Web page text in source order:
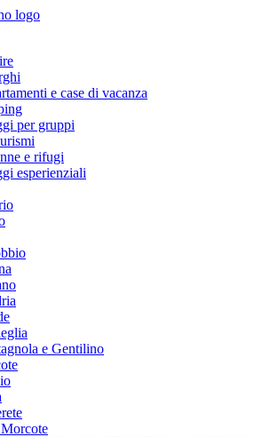
e case di vacanza
per gruppi
e rifugi
esperienziali
e Gentilino